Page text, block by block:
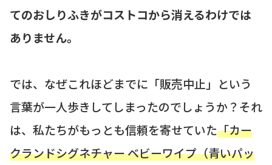
てのおしりふきがコストコから消えるわけでは
ありません。
では、なぜこれほどまでに「販売中止」という
言葉が一人歩きしてしまったのでしょうか？それ
は、私たちがもっとも信頼を寄せていた「カー
クランドシグネチャー ベビーワイプ（青いパッ